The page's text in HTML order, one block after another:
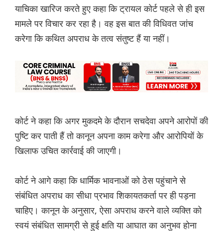
याचिका खारिज करते हुए कहा कि ट्रायल कोर्ट पहले से ही इस
मामले पर विचार कर रहा है। वह इस बात की विधिवत जांच
करेगा कि कथित अपराध के तत्व संतुष्ट हैं या नहीं।
कोर्ट ने कहा कि अगर मुकदमे के दौरान सचदेवा अपने आरोपों की
पुष्टि कर पाती हैं तो कानून अपना काम करेगा और आरोपियों के
खिलाफ उचित कार्रवाई की जाएगी।
कोर्ट ने आगे कहा कि धार्मिक भावनाओं को ठेस पहुंचाने से
संबंधित अपराध का सीधा प्रभाव शिकायतकर्ता पर ही पड़ना
चाहिए। कानून के अनुसार, ऐसा अपराध करने वाले व्यक्ति को
स्वयं संबंधित सामग्री से हुई क्षति या आघात का अनुभव होना